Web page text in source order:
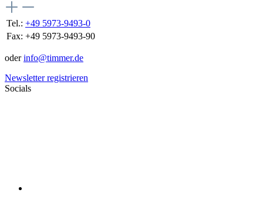
Tel.: +49 5973-9493-0
Fax: +49 5973-9493-90
oderinfo@timmer.de
Newsletter registrieren
Socials